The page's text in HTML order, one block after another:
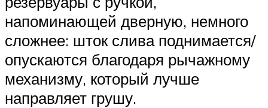
напоминающей дверную, немного
сложнее: шток слива поднимается/
опускаются благодаря рычажному
механизму, который лучше
направляет грушу.